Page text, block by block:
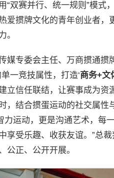
“双赛并行、统一规则”模式
爱掼牌文化的青年创业者
。
媒专委会主任、万商掼通掼
一竞技属性，打造‘商务+文
立信任联结，让赛事成为资
，结合掼蛋运动的社交属性
力运动，更是沟通艺术，每
享受乐趣、收获友谊。”总裁
公正、公开开展。